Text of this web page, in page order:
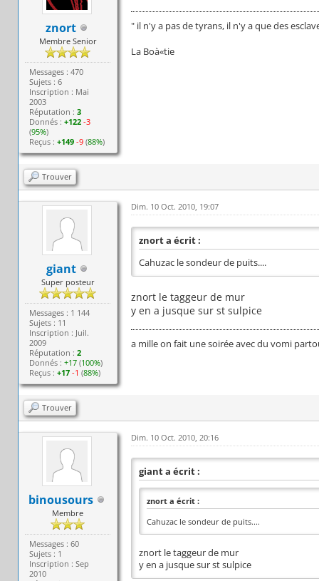
znort
Membre Senior
Messages : 470
Sujets : 6
Inscription : Mai
2003
Réputation :3
Donnés :+122 -3
(95%)
Reçus :+149 -9 (88%)
" il n'y a pas de tyrans, il n'y a que des
La Boà«tie
Trouver
giant
Super posteur
Messages : 1 144
Sujets : 11
Inscription : Juil.
2009
Réputation :2
Donnés :+17 (100%)
Reçus :+17 -1 (88%)
Dim. 10 Oct. 2010, 19:07
znort a écrit :
Cahuzac le sondeur de puits....
znort le taggeur de mur
y en a jusque sur st sulpice
a mille on fait une soirée avec du vomi
Trouver
binousours
Membre
Messages : 60
Sujets : 1
Inscription : Sep
2010
Dim. 10 Oct. 2010, 20:16
giant a écrit :
znort a écrit :
Cahuzac le sondeur de puits....
znort le taggeur de mur
y en a jusque sur st sulpice